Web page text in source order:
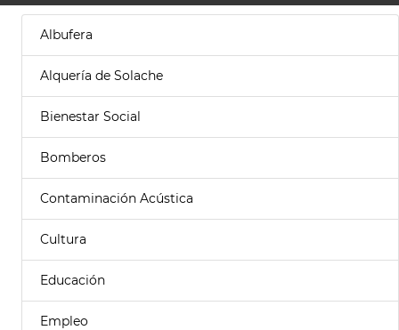
Albufera
Alquería de Solache
Bienestar Social
Bomberos
Contaminación Acústica
Cultura
Educación
Empleo